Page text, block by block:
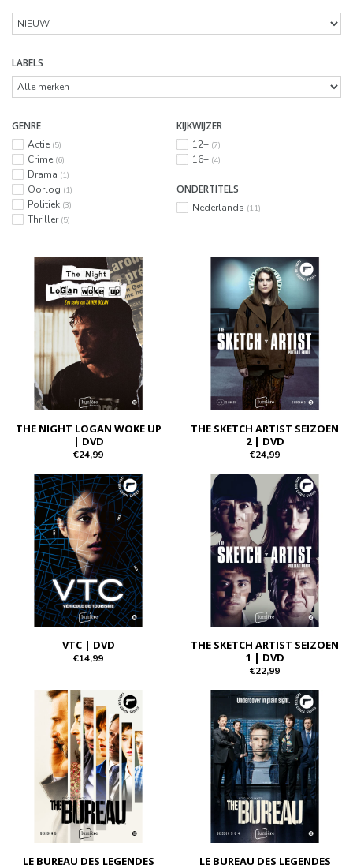
LABELS
GENRE
Actie (5)
Crime (6)
Drama (1)
Oorlog (1)
Politiek (3)
Thriller (5)
KIJKWIJZER
12+ (7)
16+ (4)
ONDERTITELS
Nederlands (11)
THE NIGHT LOGAN WOKE UP
| DVD
€24,99
THE SKETCH ARTIST SEIZOEN
2 | DVD
€24,99
VTC | DVD
€14,99
THE SKETCH ARTIST SEIZOEN
1 | DVD
€22,99
LE BUREAU DES LEGENDES
LE BUREAU DES LEGENDES